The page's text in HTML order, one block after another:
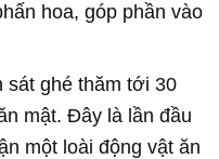
hoa, góp phần vào
sát ghé thăm tới 30
mật. Đây là lần đầu
một loài động vật ăn